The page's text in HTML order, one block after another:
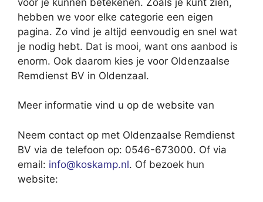
hebben we voor elke categorie een eigen
pagina. Zo vind je altijd eenvoudig en snel wat
je nodig hebt. Dat is mooi, want ons aanbod is
enorm. Ook daarom kies je voor Oldenzaalse
Remdienst BV in Oldenzaal.
Meer informatie vind u op de website van
Neem contact op met Oldenzaalse Remdienst
BV via de telefoon op: 0546-673000. Of via
email: info@koskamp.nl. Of bezoek hun
website: